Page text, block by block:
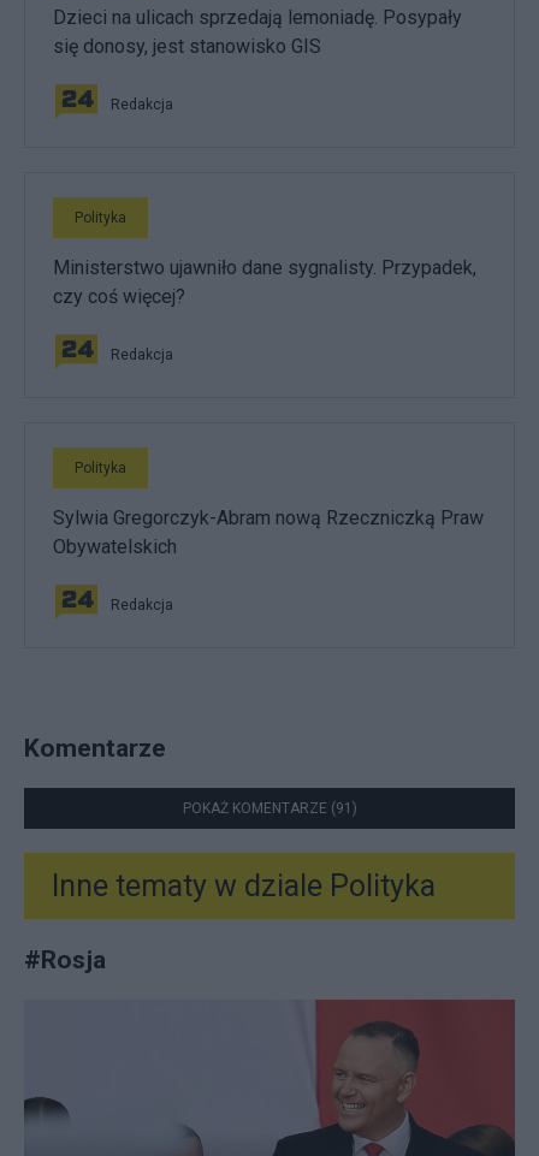
Dzieci na ulicach sprzedają lemoniadę. Posypały
się donosy, jest stanowisko GIS
Redakcja
Polityka
Ministerstwo ujawniło dane sygnalisty. Przypadek,
czy coś więcej?
Redakcja
Polityka
Sylwia Gregorczyk-Abram nową Rzeczniczką Praw
Obywatelskich
Redakcja
Komentarze
POKAŻ KOMENTARZE (91)
Inne tematy w dziale Polityka
#Rosja